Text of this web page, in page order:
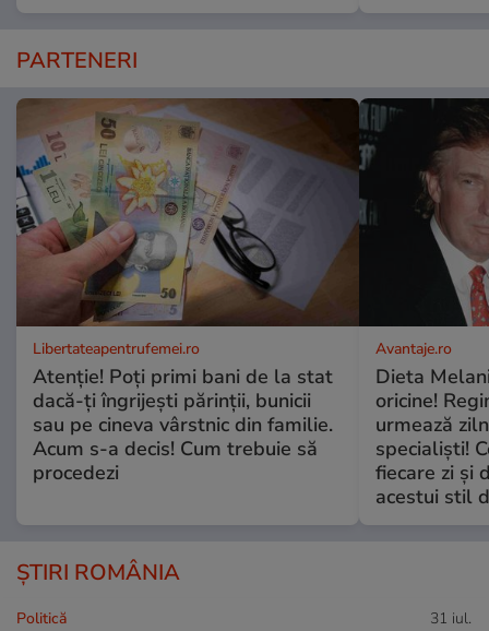
PARTENERI
Libertateapentrufemei.ro
Atenție! Poți primi bani de la stat
dacă-ți îngrijești părinții, bunicii
sau pe cineva vârstnic din familie.
Acum s-a decis! Cum trebuie să
procedezi
Avantaje.ro
Dieta
oricine!
urmează
specialiști!
fiecare zi și
acestui stil
ȘTIRI ROMÂNIA
Politică 31 iul.